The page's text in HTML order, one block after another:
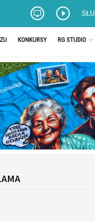
KONKURSY RG STUDIO